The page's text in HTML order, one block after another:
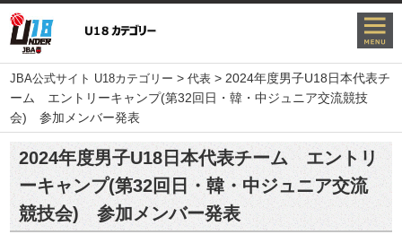
JBA公式サイト U18カテゴリー >代表 >2024年度男子U18日本代表チ
ーム エントリーキャンプ(第32回日・韓・中ジュニア交流競技
会) 参加メンバー発表
2024年度男子U18日本代表チーム エントリ
ーキャンプ(第32回日・韓・中ジュニア交流
競技会) 参加メンバー発表